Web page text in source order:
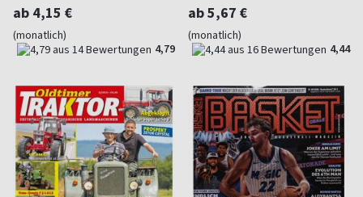
ab 4,15 €
(monatlich)
4,79
ab 5,67 €
(monatlich)
4,44